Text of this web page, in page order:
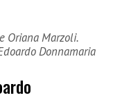
Oriana Marzoli.
Donnamaria